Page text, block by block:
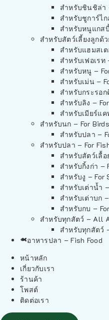
สำหรับชินชิล่า
สำหรับชูการ์ไ
สำหรับหนูแกส
สำหรับสัตว์เลี้ยงลูกด้
สำหรับแฮมสเต
สำหรับเฟอเรท
สำหรับหนู –
สำหรับเม่น –
สำหรับกระรอ
สำหรับลิง –
สำหรับเมียร์แค
สำหรับนก – For Birds
สำหรับปลา –
สำหรับปลา – For
สำหรับสัตว์เลื้
สำหรับกิ้งก่า –
สำหรับงู – For
สำหรับเต่าน้ำ
สำหรับเต่าบก
สำหรับกบ –
สำหรับทุกสัตว์ – All
สำหรับทุกสัตว์
อาหารปลา – Fish Food
หน้าหลัก
เกี่ยวกับเรา
ร้านค้า
โพสต์
ติดต่อเรา